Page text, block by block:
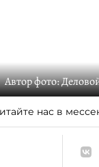
Автор фото:
нас в